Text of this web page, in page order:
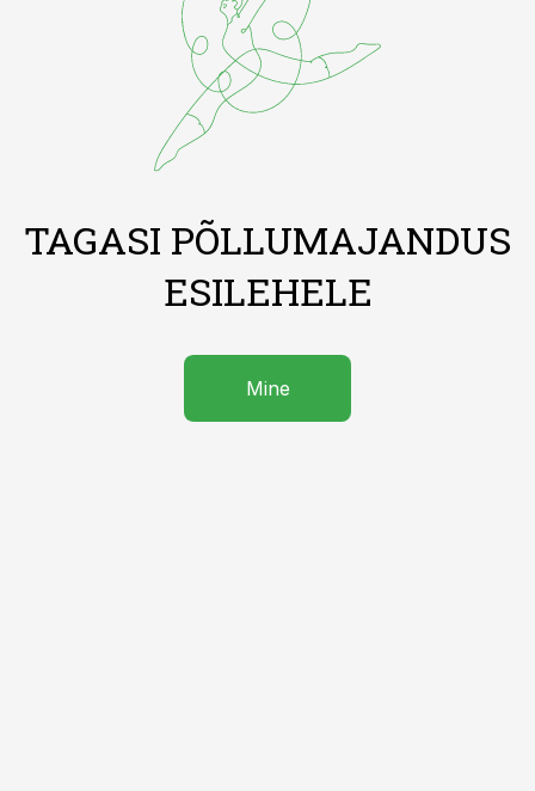
TAGASI PÕLLUMAJANDUS
ESILEHELE
Mine